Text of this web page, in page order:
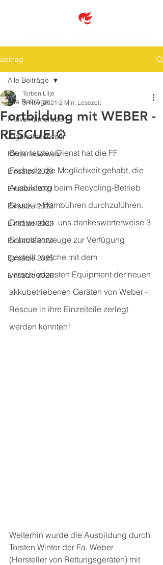
Beitrag
Alle Beiträge
Aktive Kameraden
Jugendfeuerwehr
Kinderfeuerwehr
Einsätze 2020
Einsätze 2021
Einsätze 2022
Einsätze 2023
Einsätze 2024
Einsätze 2025
Einsätze 2026
Alle Beiträge
Fortbildung mit WEBER -
RESCUE!⚙️
Torben Lilje
3. Nov. 2021 2 Min. Lesezeit
Beim letzten Dienst hat die FF
Eschede die Möglichkeit gehabt, die
Ausbildung beim Recycling-Betrieb
Struck in Hambühren durchzuführen.
Dort wurden  uns dankeswerterweise 3
Schrottfahrzeuge zur Verfügung
gestellt, welche mit dem
verschiedensten Equipment der neuen
akkubetriebenen Geräten von Weber -
Rescue in ihre Einzelteile zerlegt
werden konnten!
Weiterhin wurde die Ausbildung durch
Torsten Winter der Fa. Weber
(Hersteller von Rettungsgeräten) mit